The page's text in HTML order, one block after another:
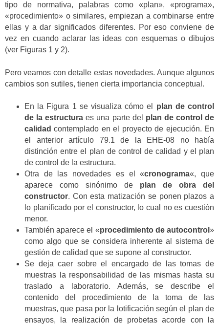
tipo de normativa, palabras como «plan», «programa»,
«procedimiento» o similares, empiezan a combinarse entre
ellas y a dar significados diferentes. Por eso conviene de
vez en cuando aclarar las ideas con esquemas o dibujos
(ver Figuras 1 y 2).
Pero veamos con detalle estas novedades. Aunque algunos
cambios son sutiles, tienen cierta importancia conceptual.
En la Figura 1 se visualiza cómo el plan de control
de la estructura es una parte del plan de control de
calidad contemplado en el proyecto de ejecución. En
el anterior artículo 79.1 de la EHE-08 no había
distinción entre el plan de control de calidad y el plan
de control de la estructura.
Otra de las novedades es el «cronograma«, que
aparece como sinónimo de plan de obra del
constructor. Con esta matización se ponen plazos a
lo planificado por el constructor, lo cual no es cuestión
menor.
También aparece el «procedimiento de autocontrol»
como algo que se considera inherente al sistema de
gestión de calidad que se supone al constructor.
Se deja caer sobre el encargado de las tomas de
muestras la responsabilidad de las mismas hasta su
traslado a laboratorio. Además, se describe el
contenido del procedimiento de la toma de las
muestras, que pasa por la lotificación según el plan de
ensayos, la realización de probetas acorde con la